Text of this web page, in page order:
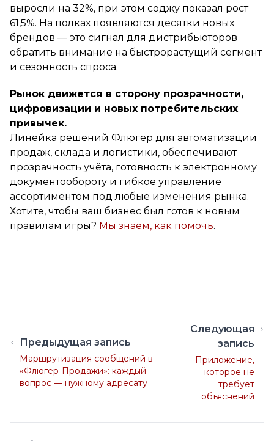
выросли на 32%, при этом соджу показал рост
61,5%. На полках появляются десятки новых
брендов — это сигнал для дистрибьюторов
обратить внимание на быстрорастущий сегмент
и сезонность спроса.
Рынок движется в сторону прозрачности,
цифровизации и новых потребительских
привычек.
Линейка решений Флюгер для автоматизации
продаж, склада и логистики, обеспечивают
прозрачность учёта, готовность к электронному
документообороту и гибкое управление
ассортиментом под любые изменения рынка.
Хотите, чтобы ваш бизнес был готов к новым
правилам игры? Мы знаем, как помочь.
Предыдущая запись
Маршрутизация сообщений в
«Флюгер-Продажи»: каждый
вопрос — нужному адресату
Следующая
запись
Приложение,
которое не
требует
объяснений